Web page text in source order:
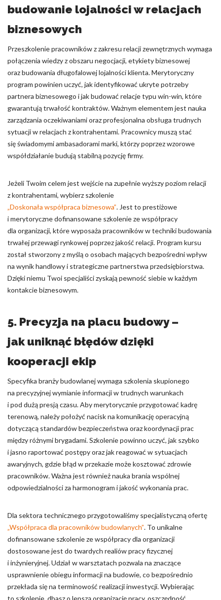
budowanie lojalności w relacjach
biznesowych
Przeszkolenie pracowników z zakresu relacji zewnętrznych wymaga
połączenia wiedzy z obszaru negocjacji, etykiety biznesowej
oraz budowania długofalowej lojalności klienta. Merytoryczny
program powinien uczyć, jak identyfikować ukryte potrzeby
partnera biznesowego i jak budować relacje typu win-win, które
gwarantują trwałość kontraktów. Ważnym elementem jest nauka
zarządzania oczekiwaniami oraz profesjonalna obsługa trudnych
sytuacji w relacjach z kontrahentami. Pracownicy muszą stać
się świadomymi ambasadorami marki, którzy poprzez wzorowe
współdziałanie budują stabilną pozycję firmy.
Jeżeli Twoim celem jest wejście na zupełnie wyższy poziom relacji
z kontrahentami, wybierz szkolenie
„Doskonała współpraca biznesowa”. Jest to prestiżowe
i merytoryczne dofinansowane szkolenie ze współpracy
dla organizacji, które wyposaża pracowników w techniki budowania
trwałej przewagi rynkowej poprzez jakość relacji. Program kursu
został stworzony z myślą o osobach mających bezpośredni wpływ
na wynik handlowy i strategiczne partnerstwa przedsiębiorstwa.
Dzięki niemu Twoi specjaliści zyskają pewność siebie w każdym
kontakcie biznesowym.
5. Precyzja na placu budowy –
jak uniknąć błędów dzięki
kooperacji ekip
Specyfika branży budowlanej wymaga szkolenia skupionego
na precyzyjnej wymianie informacji w trudnych warunkach
i pod dużą presją czasu. Aby merytorycznie przygotować kadrę
terenową, należy położyć nacisk na komunikację operacyjną
dotyczącą standardów bezpieczeństwa oraz koordynacji prac
między różnymi brygadami. Szkolenie powinno uczyć, jak szybko
i jasno raportować postępy oraz jak reagować w sytuacjach
awaryjnych, gdzie błąd w przekazie może kosztować zdrowie
pracowników. Ważna jest również nauka brania wspólnej
odpowiedzialności za harmonogram i jakość wykonania prac.
Dla sektora technicznego przygotowaliśmy specjalistyczną ofertę
„Współpraca dla pracowników budowlanych”. To unikalne
dofinansowane szkolenie ze współpracy dla organizacji
dostosowane jest do twardych realiów pracy fizycznej
i inżynieryjnej. Udział w warsztatach pozwala na znaczące
usprawnienie obiegu informacji na budowie, co bezpośrednio
przekłada się na terminowość realizacji inwestycji. Wybierając
to szkolenie, dbasz o lepszą organizację pracy, oszczędność